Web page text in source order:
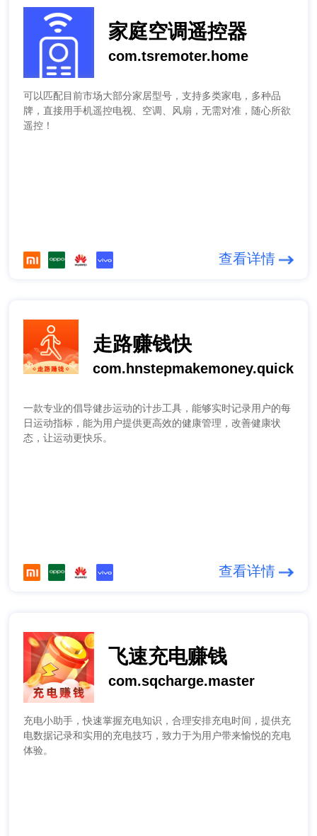
家庭空调遥控器
com.tsremoter.home
可以匹配目前市场大部分家居型号，支持多类家电，多种品
牌，直接用手机遥控电视、空调、风扇，无需对准，随心所欲
遥控！
查看详情
走路赚钱快
com.hnstepmakemoney.quick
一款专业的倡导健步运动的计步工具，能够实时记录用户的每
日运动指标，能为用户提供更高效的健康管理，改善健康状
态，让运动更快乐。
查看详情
飞速充电赚钱
com.sqcharge.master
充电小助手，快速掌握充电知识，合理安排充电时间，提供充
电数据记录和实用的充电技巧，致力于为用户带来愉悦的充电
体验。